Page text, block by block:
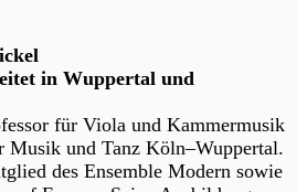
in Wuppertal und
für Viola und Kammermusik
Musik und Tanz Köln–Wuppertal.
des Ensemble Modern sowie